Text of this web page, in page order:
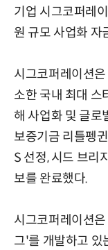
기업 시그코퍼레
원 규모 사업화 자
시그코퍼레이션
소한 국내 최대 스
해 사업화 및 글로
보증기금 리틀펭
S 선정, 시드 브리
보를 완료했다.
시그코퍼레이션
그'를 개발하고 있